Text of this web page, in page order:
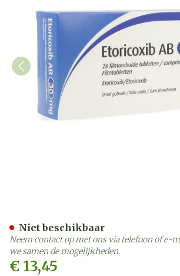
€ 13,45
Niet beschikbaar
Neem contact op met ons via telefoon of e-
we samen de mogelijkheden.